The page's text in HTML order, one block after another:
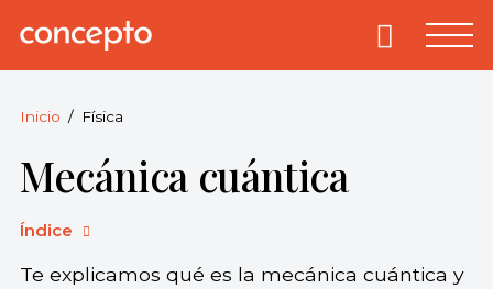
Concepto.
derechos
reservados.
Primary
Inicio Física
Mecánica cuántica
Índice
Te explicamos qué es la mecánica cuántica y